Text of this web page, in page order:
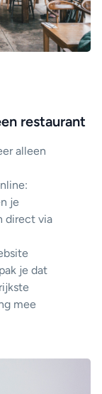
restaurant
alleen
je
direct via
je dat
mee